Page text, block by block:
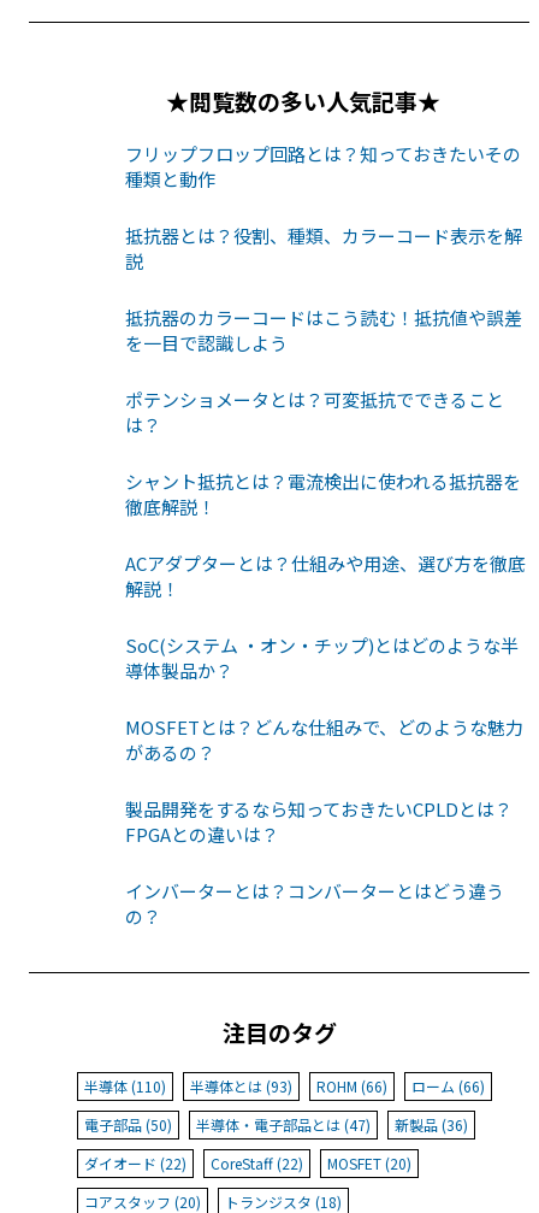
★閲覧数の多い人気記事★
フリップフロップ回路とは？知っておきたいその
種類と動作
抵抗器とは？役割、種類、カラーコード表示を解
説
抵抗器のカラーコードはこう読む！抵抗値や誤差
を一目で認識しよう
ポテンショメータとは？可変抵抗でできること
は？
シャント抵抗とは？電流検出に使われる抵抗器を
徹底解説！
ACアダプターとは？仕組みや用途、選び方を徹底
解説！
SoC(システム ・オン・チップ)とはどのような半
導体製品か？
MOSFETとは？どんな仕組みで、どのような魅力
があるの？
製品開発をするなら知っておきたいCPLDとは？
FPGAとの違いは？
インバーターとは？コンバーターとはどう違う
の？
注目のタグ
半導体 (110) 半導体とは (93) ROHM (66)
ローム (66)
電子部品 (50)
半導体・電子部品とは (47)
新製品 (36)
ダイオード (22)
CoreStaff (22)
MOSFET (20)
コアスタッフ (20)
トランジスタ (18)